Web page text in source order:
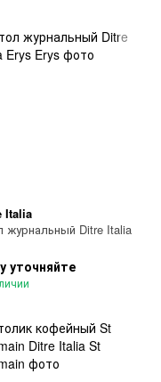
Italia
журнальный Ditre Italia
уточняйте